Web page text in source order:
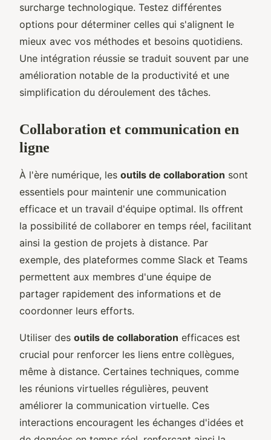
surcharge technologique. Testez différentes
options pour déterminer celles qui s'alignent le
mieux avec vos méthodes et besoins quotidiens.
Une intégration réussie se traduit souvent par une
amélioration notable de la productivité et une
simplification du déroulement des tâches.
Collaboration et communication en
ligne
À l'ère numérique, les outils de collaboration sont
essentiels pour maintenir une communication
efficace et un travail d'équipe optimal. Ils offrent
la possibilité de collaborer en temps réel, facilitant
ainsi la gestion de projets à distance. Par
exemple, des plateformes comme Slack et Teams
permettent aux membres d'une équipe de
partager rapidement des informations et de
coordonner leurs efforts.
Utiliser des outils de collaboration efficaces est
crucial pour renforcer les liens entre collègues,
même à distance. Certaines techniques, comme
les réunions virtuelles régulières, peuvent
améliorer la communication virtuelle. Ces
interactions encouragent les échanges d'idées et